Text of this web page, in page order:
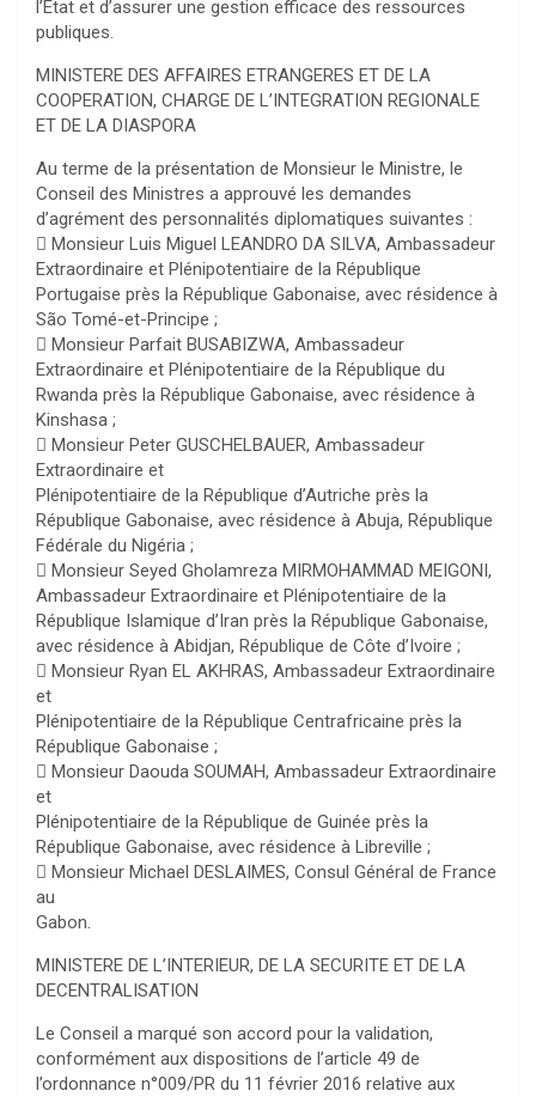
l’État et d’assurer une gestion efficace des ressources
publiques.
MINISTERE DES AFFAIRES ETRANGERES ET DE LA
COOPERATION, CHARGE DE L’INTEGRATION REGIONALE
ET DE LA DIASPORA
Au terme de la présentation de Monsieur le Ministre, le
Conseil des Ministres a approuvé les demandes
d’agrément des personnalités diplomatiques suivantes :
 Monsieur Luis Miguel LEANDRO DA SILVA, Ambassadeur
Extraordinaire et Plénipotentiaire de la République
Portugaise près la République Gabonaise, avec résidence à
São Tomé-et-Principe ;
 Monsieur Parfait BUSABIZWA, Ambassadeur
Extraordinaire et Plénipotentiaire de la République du
Rwanda près la République Gabonaise, avec résidence à
Kinshasa ;
 Monsieur Peter GUSCHELBAUER, Ambassadeur
Extraordinaire et
Plénipotentiaire de la République d’Autriche près la
République Gabonaise, avec résidence à Abuja, République
Fédérale du Nigéria ;
 Monsieur Seyed Gholamreza MIRMOHAMMAD MEIGONI,
Ambassadeur Extraordinaire et Plénipotentiaire de la
République Islamique d’Iran près la République Gabonaise,
avec résidence à Abidjan, République de Côte d’Ivoire ;
 Monsieur Ryan EL AKHRAS, Ambassadeur Extraordinaire
et
Plénipotentiaire de la République Centrafricaine près la
République Gabonaise ;
 Monsieur Daouda SOUMAH, Ambassadeur Extraordinaire
et
Plénipotentiaire de la République de Guinée près la
République Gabonaise, avec résidence à Libreville ;
 Monsieur Michael DESLAIMES, Consul Général de France
au
Gabon.
MINISTERE DE L’INTERIEUR, DE LA SECURITE ET DE LA
DECENTRALISATION
Le Conseil a marqué son accord pour la validation,
conformément aux dispositions de l’article 49 de
l’ordonnance n°009/PR du 11 février 2016 relative aux